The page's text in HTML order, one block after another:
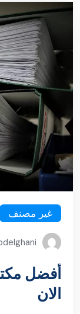
غير مصنف
أفضل
الان